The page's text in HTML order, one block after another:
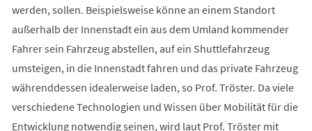
werden, sollen. Beispielsweise könne an einem Standort
außerhalb der Innenstadt ein aus dem Umland kommender
Fahrer sein Fahrzeug abstellen, auf ein Shuttlefahrzeug
umsteigen, in die Innenstadt fahren und das private Fahrzeug
währenddessen idealerweise laden, so Prof. Tröster. Da viele
verschiedene Technologien und Wissen über Mobilität für die
Entwicklung notwendig seinen, wird laut Prof. Tröster mit